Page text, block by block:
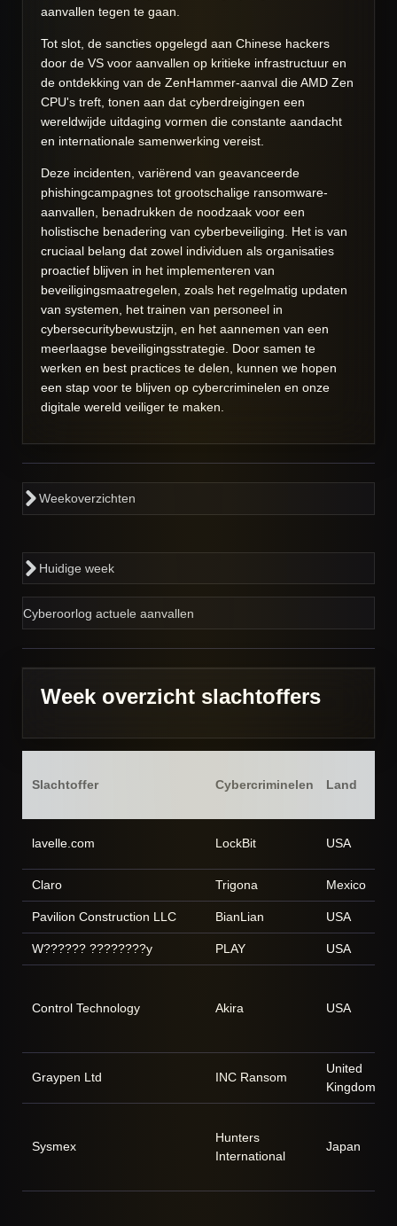
aanvallen tegen te gaan.
Tot slot, de sancties opgelegd aan Chinese hackers
door de VS voor aanvallen op kritieke infrastructuur en
de ontdekking van de ZenHammer-aanval die AMD Zen
CPU's treft, tonen aan dat cyberdreigingen een
wereldwijde uitdaging vormen die constante aandacht
en internationale samenwerking vereist.
Deze incidenten, variërend van geavanceerde
phishingcampagnes tot grootschalige ransomware-
aanvallen, benadrukken de noodzaak voor een
holistische benadering van cyberbeveiliging. Het is van
cruciaal belang dat zowel individuen als organisaties
proactief blijven in het implementeren van
beveiligingsmaatregelen, zoals het regelmatig updaten
van systemen, het trainen van personeel in
cybersecuritybewustzijn, en het aannemen van een
meerlaagse beveiligingsstrategie. Door samen te
werken en best practices te delen, kunnen we hopen
een stap voor te blijven op cybercriminelen en onze
digitale wereld veiliger te maken.
Weekoverzichten
Huidige week
Cyberoorlog actuele aanvallen
Week overzicht slachtoffers
Slachtoffer Cybercriminelen Land
lavelle.com LockBit USA
Claro Trigona Mexico
Pavilion Construction LLC BianLian USA
W?????? ????????y PLAY USA
Control Technology Akira USA
Graypen Ltd INC Ransom
United
Kingdom
Sysmex
Hunters
International
Japan